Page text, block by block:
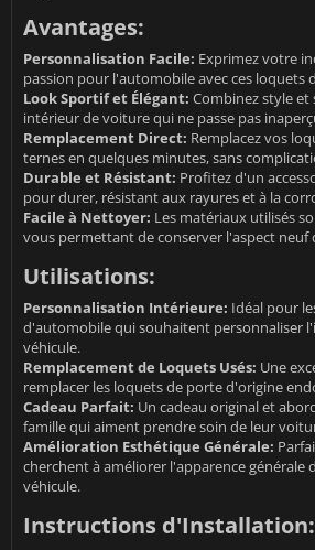
Avantages:
Personnalisation Facile: Exprimez votre
passion pour l'automobile avec ces loquets
Look Sportif et Élégant: Combinez style
intérieur de voiture qui ne passe pas
Remplacement Direct: Remplacez vos
ternes en quelques minutes, sans
Durable et Résistant: Profitez d'un
pour durer, résistant aux rayures et à la
Facile à Nettoyer: Les matériaux utilisés
vous permettant de conserver l'aspect neuf
Utilisations:
Personnalisation Intérieure: Idéal pour
d'automobile qui souhaitent personnaliser
véhicule.
Remplacement de Loquets Usés: Une
remplacer les loquets de porte d'origine
Cadeau Parfait: Un cadeau original et
famille qui aiment prendre soin de leur
Amélioration Esthétique Générale:
cherchent à améliorer l'apparence générale
véhicule.
Instructions d'Installation: